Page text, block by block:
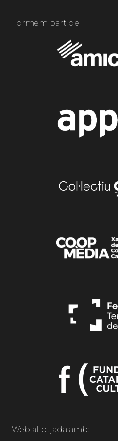
Formem part de:
Web allotjada amb: